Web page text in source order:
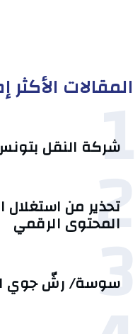
المقالات الأكثر
1
شركة النقل
2
تحذير من استغلال
المحتوى الرقمي
3
سوسة/ رشّ جوي